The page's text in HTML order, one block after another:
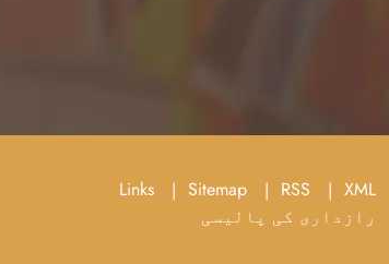
Links Sitemap RSS
XML
رازداری کی پالیسی